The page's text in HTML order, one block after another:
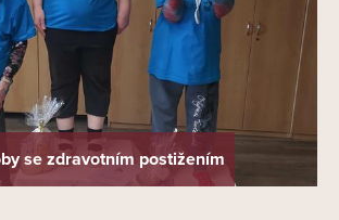
se zdravotním postižením